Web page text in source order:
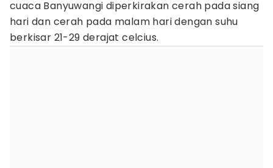
cuaca Banyuwangi diperkirakan cerah pada siang
hari dan cerah pada malam hari dengan suhu
berkisar 21-29 derajat celcius.